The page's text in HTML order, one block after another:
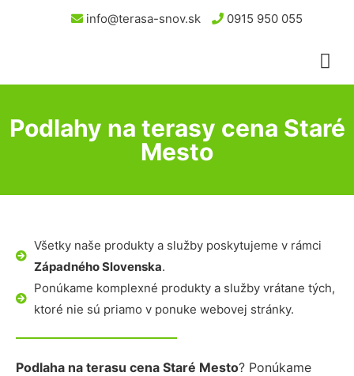
info@terasa-snov.sk 0915 950 055
Podlahy na terasy cena Staré
Mesto
Všetky naše produkty a služby poskytujeme v rámci
Západného Slovenska.
Ponúkame komplexné produkty a služby vrátane tých,
ktoré nie sú priamo v ponuke webovej stránky.
Podlaha na terasu cena Staré Mesto? Ponúkame